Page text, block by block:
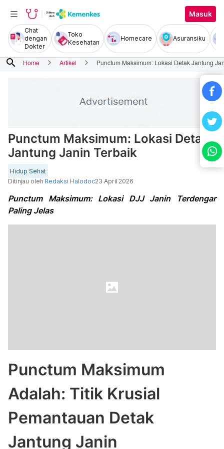
Masuk
Chat
dengan
Dokter
Toko
Kesehatan
Homecare Asuransiku
search Home Artikel Punctum Maksimum: Lokasi Detak Jantung
Punctum Maksimum: Lokasi Detak
Jantung Janin Terbaik
Hidup Sehat
Ditinjau oleh Redaksi Halodoc23 April 2026
Punctum Maksimum: Lokasi DJJ Janin Terdengar
Paling Jelas
Punctum Maksimum
Adalah: Titik Krusial
Pemantauan Detak
Jantung Janin